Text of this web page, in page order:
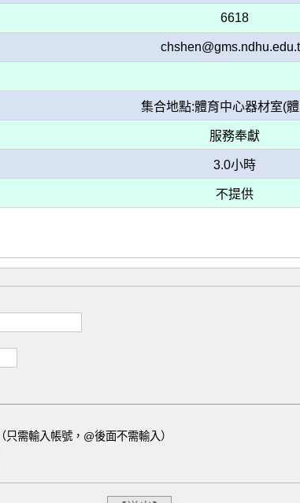
6618
集合地點:體育中心器材室(
服務奉獻
3.0小時
不提供
（只需輸入帳號，@後面不需輸入）